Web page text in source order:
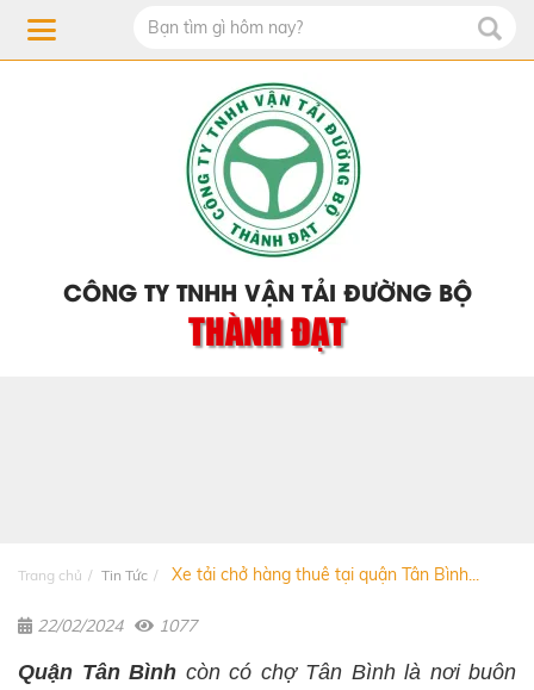
CÔNG TY TNHH VẬN TẢI ĐƯỜNG BỘ
THÀNH ĐẠT
Trang chủ Tin Tức Xe tải chở hàng thuê tại quận Tân Bình...
22/02/2024 1077
Quận Tân Bình còn có chợ Tân Bình là nơi buôn